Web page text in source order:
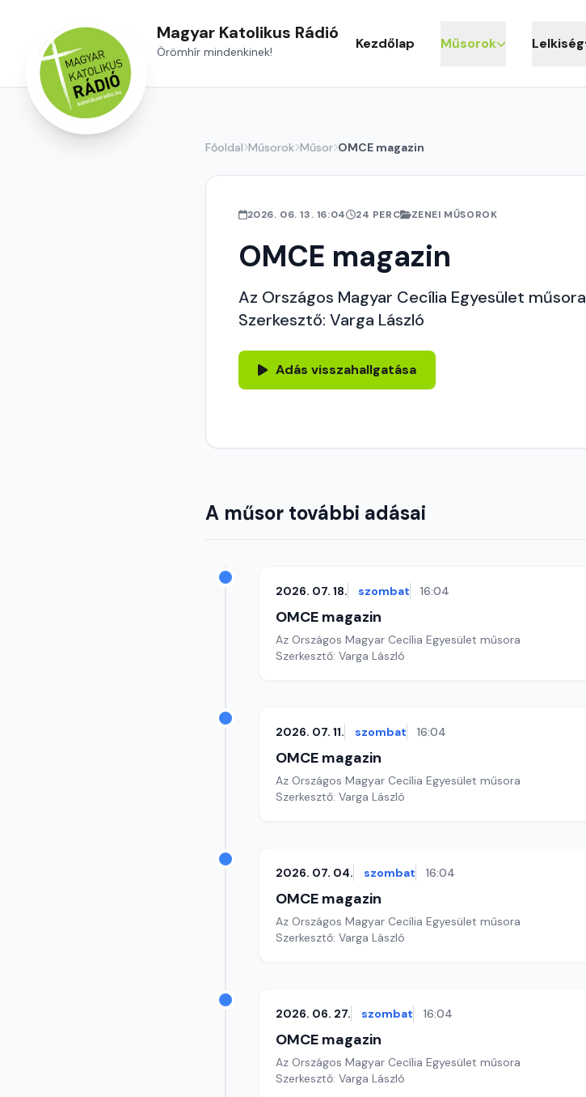
Magyar Katolikus Rádió
Örömhír mindenkinek! Kezdőlap Műsorok Lelkiség
Főoldal Műsorok Műsor OMCE magazin
2026. 06. 13. 16:04 24 PERC ZENEI MŰSOROK
OMCE magazin
Az Országos Magyar Cecília Egyesület műsora
Szerkesztő: Varga László
Adás visszahallgatása
A műsor további adásai
2026. 07. 18. szombat 16:04
OMCE magazin
Az Országos Magyar Cecília Egyesület műsora
Szerkesztő: Varga László
2026. 07. 11. szombat 16:04
OMCE magazin
Az Országos Magyar Cecília Egyesület műsora
Szerkesztő: Varga László
2026. 07. 04. szombat 16:04
OMCE magazin
Az Országos Magyar Cecília Egyesület műsora
Szerkesztő: Varga László
2026. 06. 27. szombat 16:04
OMCE magazin
Az Országos Magyar Cecília Egyesület műsora
Szerkesztő: Varga László